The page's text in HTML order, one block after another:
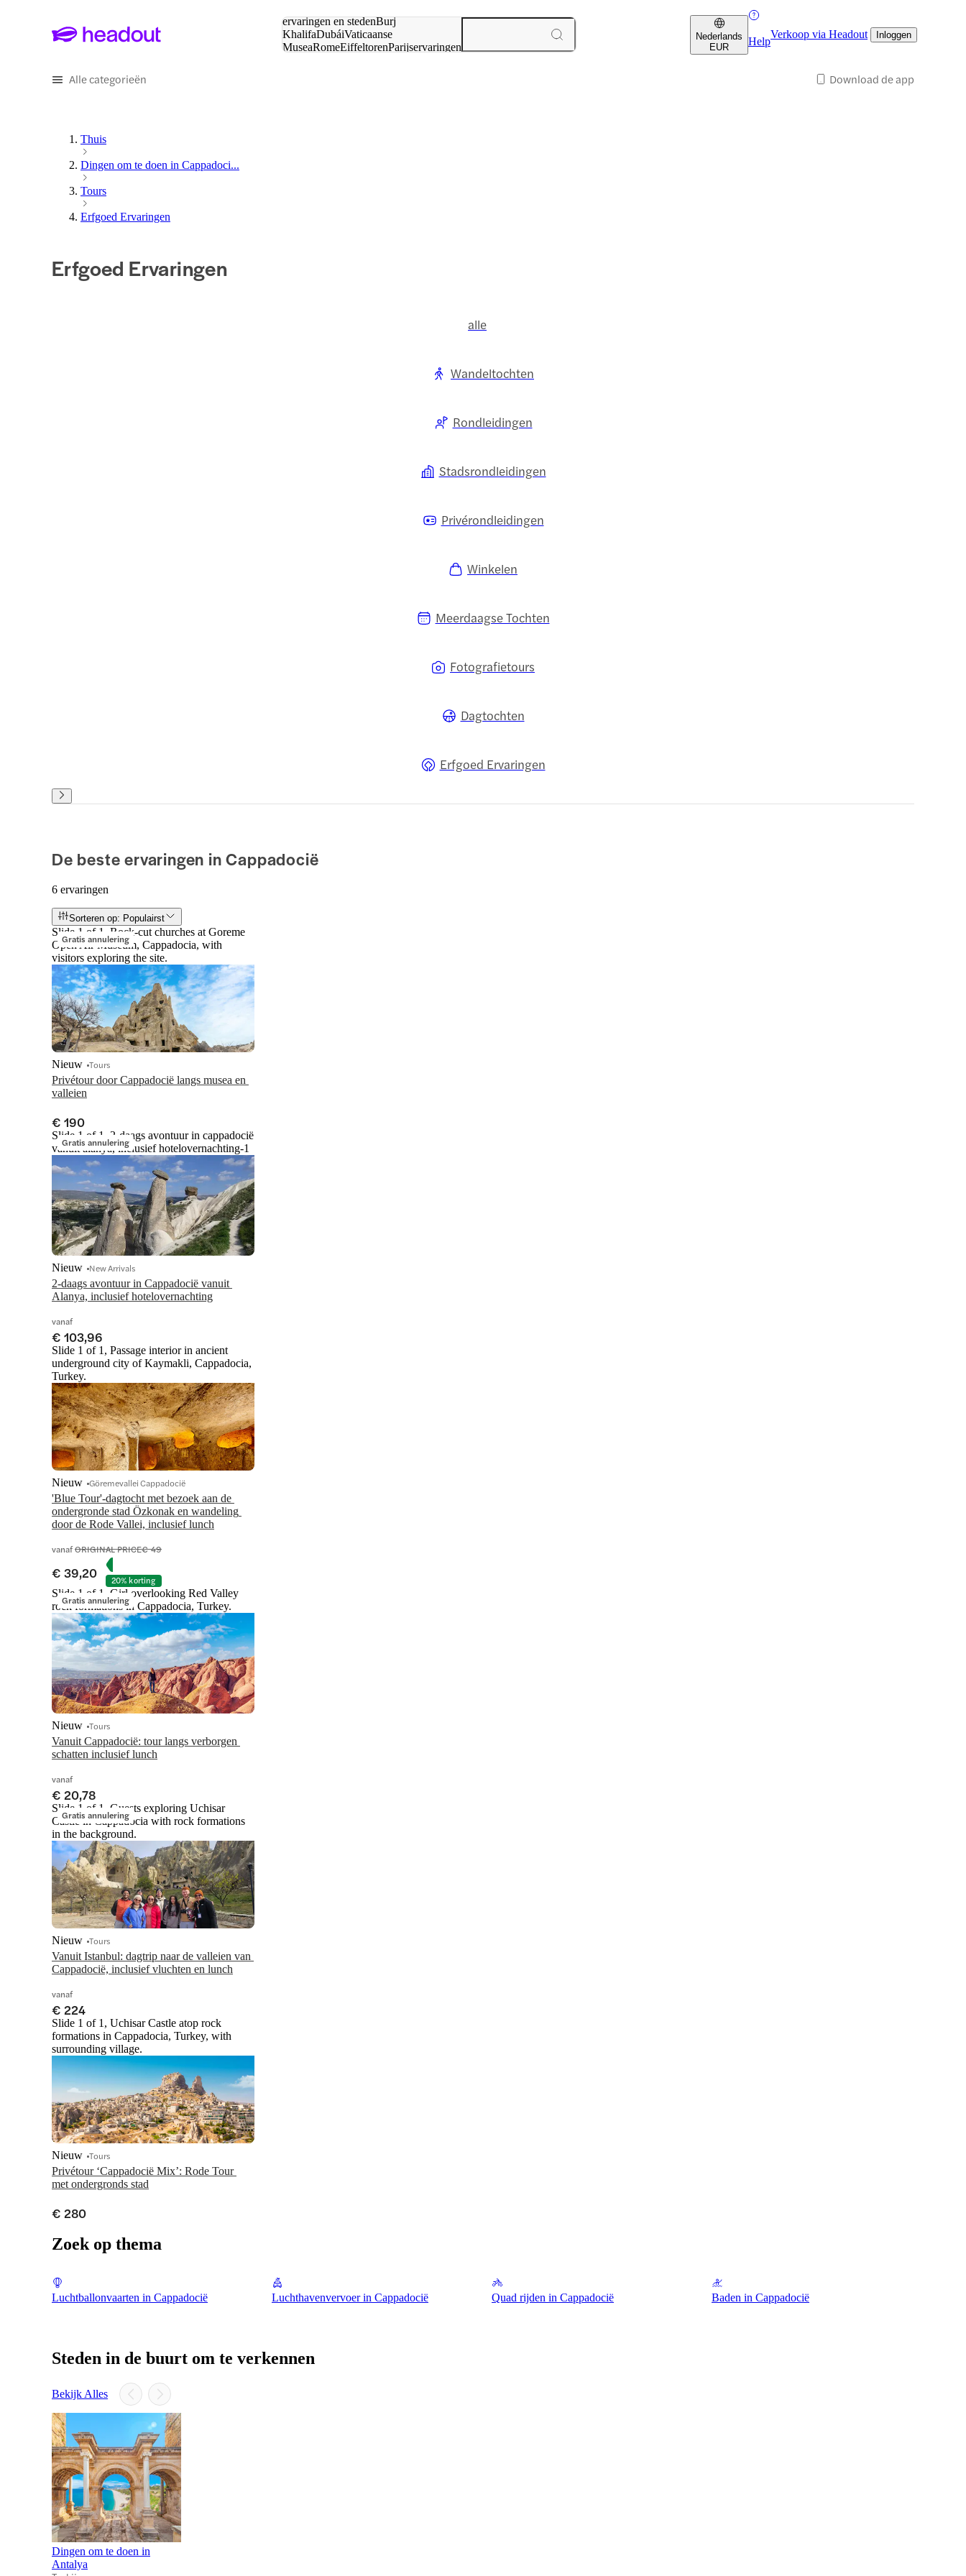
ervaringen en stedenBurj
KhalifaDubáiVaticaanse
MuseaRomeEiffeltorenParijservaringen
Nederlands
EUR
Help
Verkoop via Headout Inloggen
Alle categorieën Download de app
Thuis
Dingen om te doen in Cappadoci...
Tours
Erfgoed Ervaringen
Erfgoed Ervaringen
alle
Wandeltochten
Rondleidingen
Stadsrondleidingen
Privérondleidingen
Winkelen
Meerdaagse Tochten
Fotografietours
Dagtochten
Erfgoed Ervaringen
De beste ervaringen in Cappadocië
6 ervaringen
Sorteren op: Populairst
Gratis annulering
Slide 1 of 1, Rock-cut churches at Goreme
Open Air Museum, Cappadocia, with
visitors exploring the site.
Privétour door Cappadocië langs musea en
valleien
Nieuw Tours
€ 190
Gratis annulering
Slide 1 of 1, 2-daags avontuur in cappadocië
vanuit alanya, inclusief hotelovernachting-1
2-daags avontuur in Cappadocië vanuit
Alanya, inclusief hotelovernachting
Nieuw New Arrivals
vanaf
€ 103,96
Slide 1 of 1, Passage interior in ancient
underground city of Kaymakli, Cappadocia,
Turkey.
'Blue Tour'-dagtocht met bezoek aan de
ondergronde stad Özkonak en wandeling
door de Rode Vallei, inclusief lunch
Nieuw Göremevallei Cappadocië
vanafORIGINAL PRICE€ 49
€ 39,20 20% korting
Gratis annulering
Slide 1 of 1, Girl overlooking Red Valley
rock formations in Cappadocia, Turkey.
Vanuit Cappadocië: tour langs verborgen
schatten inclusief lunch
Nieuw Tours
vanaf
€ 20,78
Gratis annulering
Slide 1 of 1, Guests exploring Uchisar
Castle in Cappadocia with rock formations
in the background.
Vanuit Istanbul: dagtrip naar de valleien van
Cappadocië, inclusief vluchten en lunch
Nieuw Tours
vanaf
€ 224
Slide 1 of 1, Uchisar Castle atop rock
formations in Cappadocia, Turkey, with
surrounding village.
Privétour ‘Cappadocië Mix’: Rode Tour
met ondergronds stad
Nieuw Tours
€ 280
Zoek op thema
Luchtballonvaarten in Cappadocië Luchthavenvervoer in Cappadocië Quad rijden in Cappadocië Baden in Cappadocië
Steden in de buurt om te verkennen
Bekijk Alles
Dingen om te doen in
Antalya